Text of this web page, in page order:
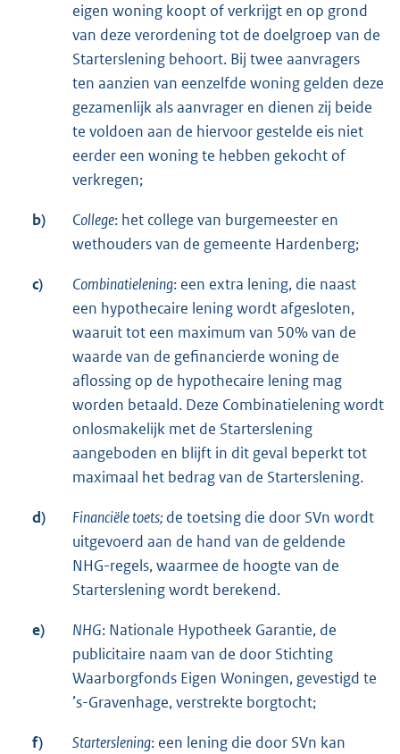
eigen woning koopt of verkrijgt en op grond
van deze verordening tot de doelgroep van de
Starterslening behoort. Bij twee aanvragers
ten aanzien van eenzelfde woning gelden deze
gezamenlijk als aanvrager en dienen zij beide
te voldoen aan de hiervoor gestelde eis niet
eerder een woning te hebben gekocht of
verkregen;
b) College: het college van burgemeester en
wethouders van de gemeente Hardenberg;
c) Combinatielening: een extra lening, die naast
een hypothecaire lening wordt afgesloten,
waaruit tot een maximum van 50% van de
waarde van de gefinancierde woning de
aflossing op de hypothecaire lening mag
worden betaald. Deze Combinatielening wordt
onlosmakelijk met de Starterslening
aangeboden en blijft in dit geval beperkt tot
maximaal het bedrag van de Starterslening.
d) Financiële toets; de toetsing die door SVn wordt
uitgevoerd aan de hand van de geldende
NHG-regels, waarmee de hoogte van de
Starterslening wordt berekend.
e) NHG: Nationale Hypotheek Garantie, de
publicitaire naam van de door Stichting
Waarborgfonds Eigen Woningen, gevestigd te
’s-Gravenhage, verstrekte borgtocht;
f) Starterslening: een lening die door SVn kan